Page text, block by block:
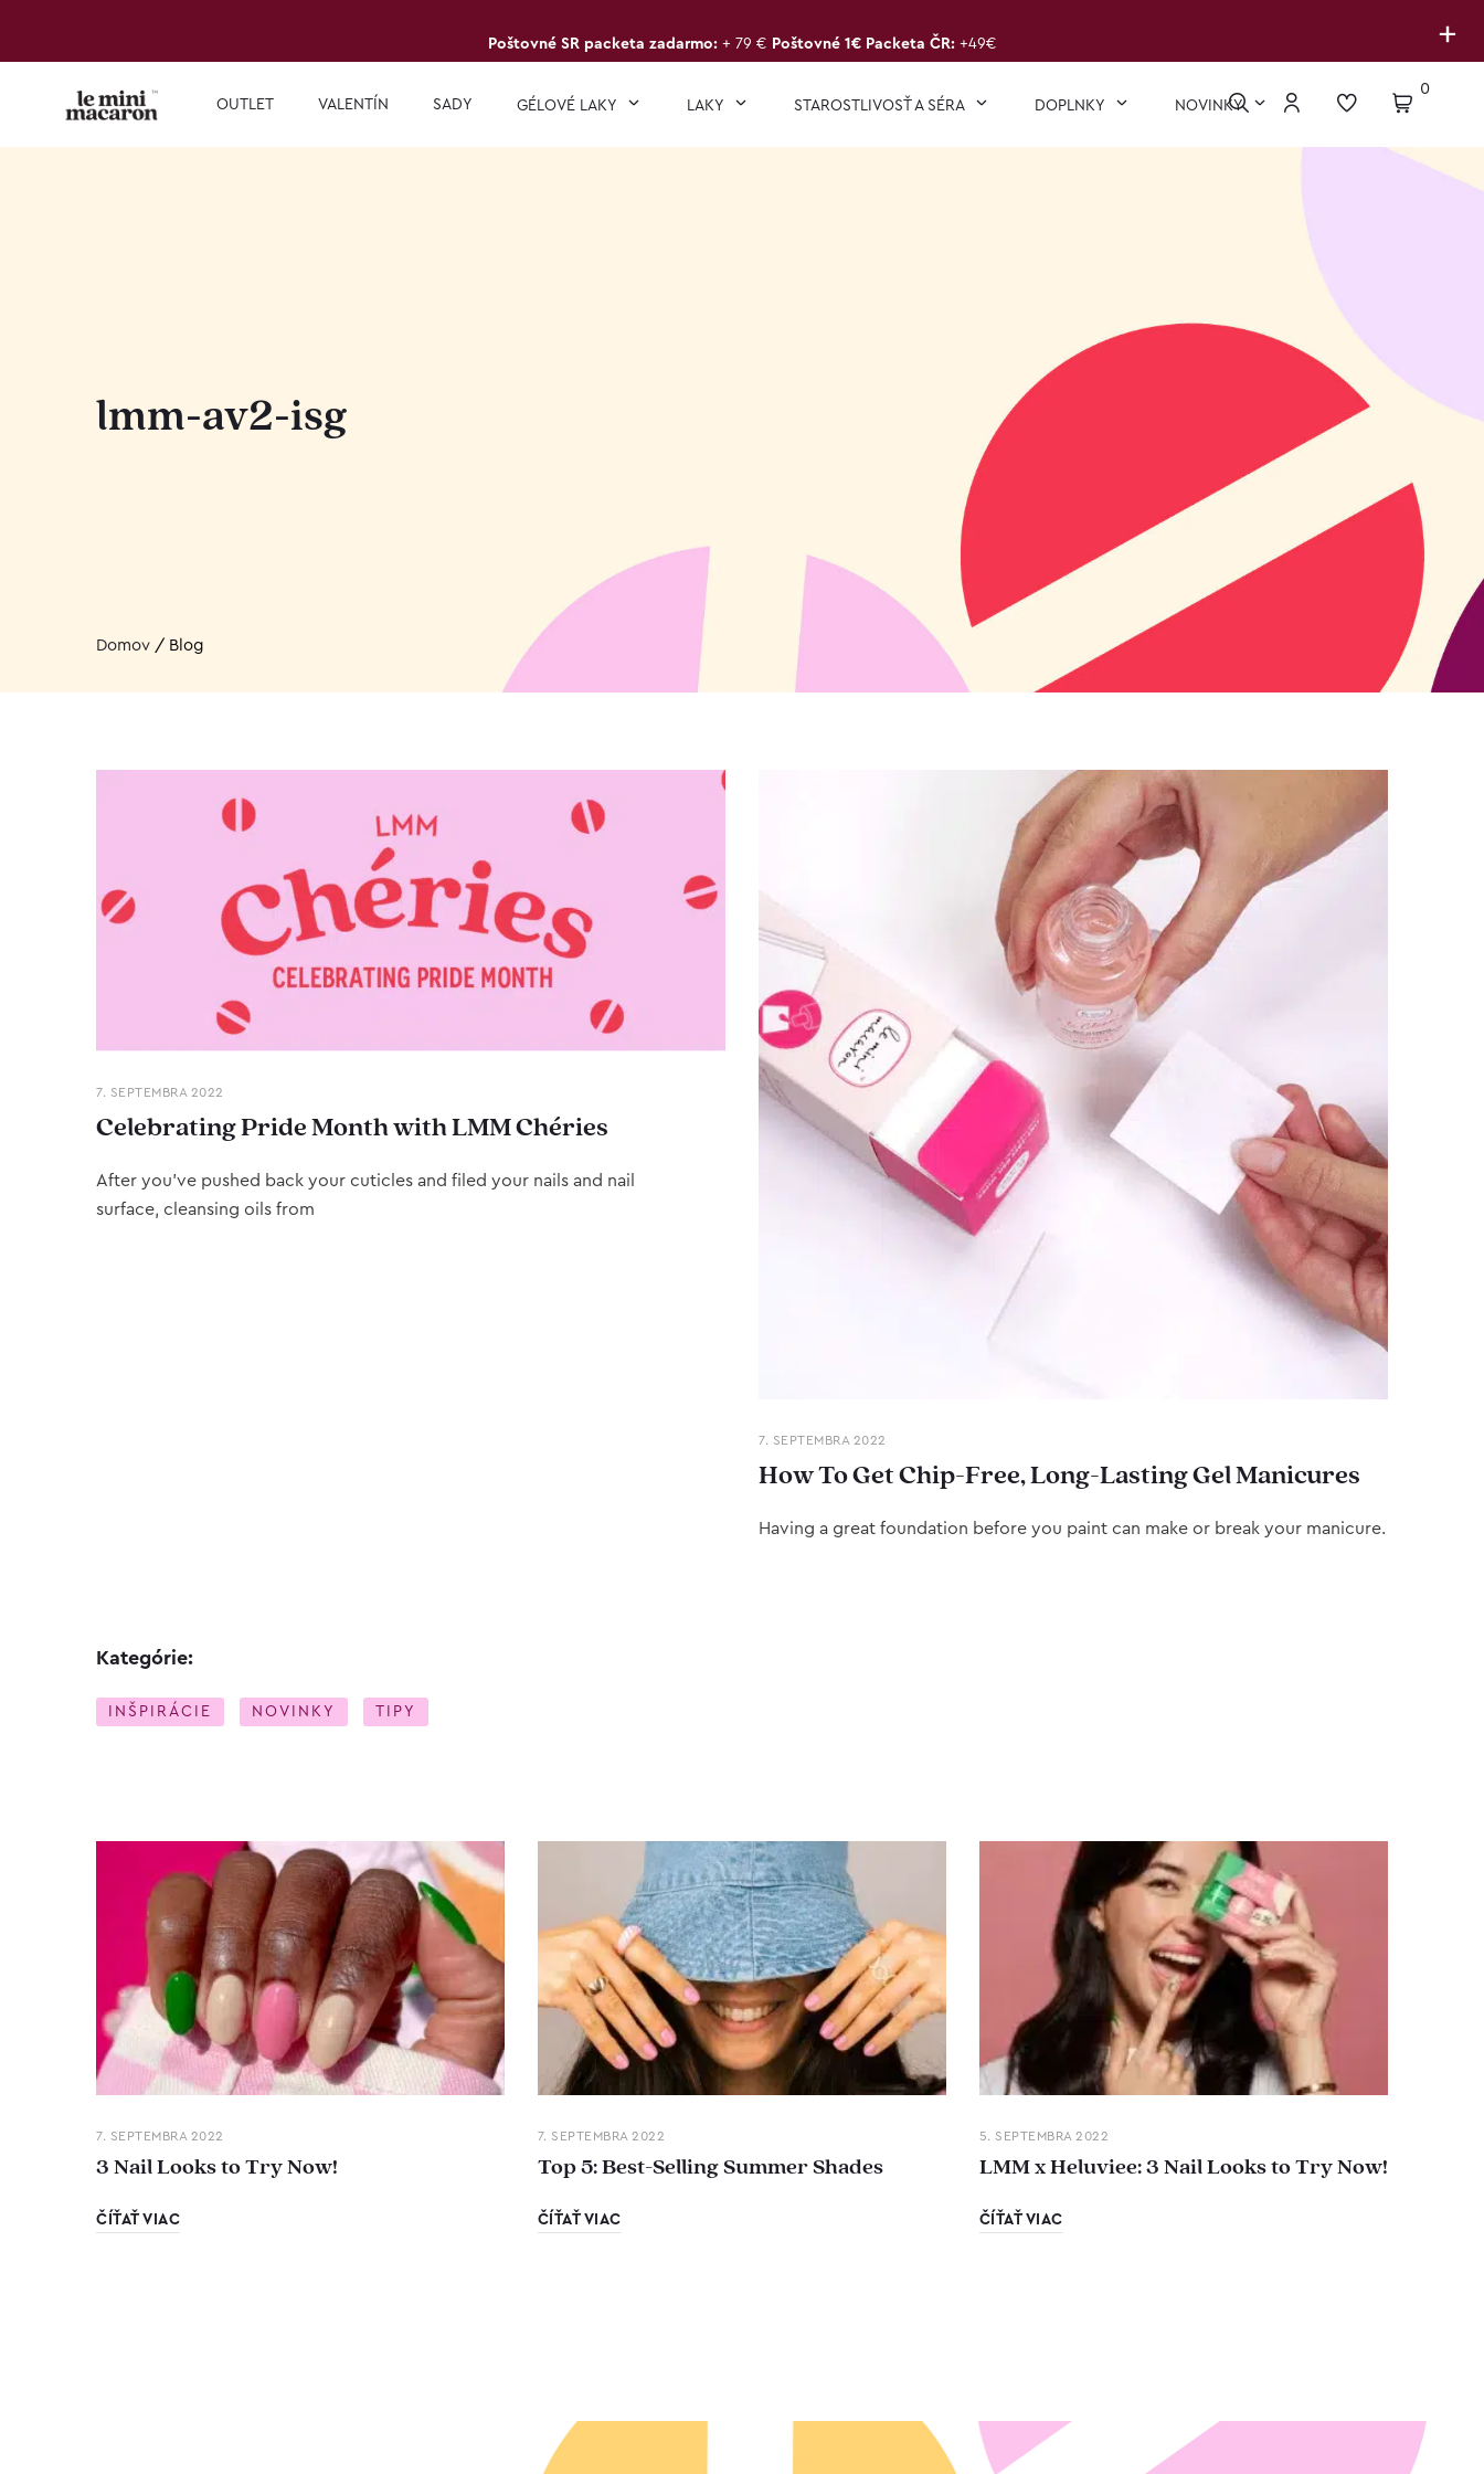
+
Poštovné SR packeta zadarmo: + 79 € Poštovné 1€ Packeta ČR: +49€
OUTLET VALENTÍN SADY GÉLOVÉ LAKY LAKY STAROSTLIVOSŤ A SÉRA DOPLNKY NOVINKY
0
lmm-av2-isg
Domov / Blog
7. SEPTEMBRA 2022
Celebrating Pride Month with LMM Chéries
After you’ve pushed back your cuticles and filed your nails and nail
surface, cleansing oils from
7. SEPTEMBRA 2022
How To Get Chip-Free, Long-Lasting Gel Manicures
Having a great foundation before you paint can make or break your manicure.
Kategórie:
INŠPIRÁCIE NOVINKY TIPY
7. SEPTEMBRA 2022
3 Nail Looks to Try Now!
ČÍŤAŤ VIAC
7. SEPTEMBRA 2022
Top 5: Best-Selling Summer Shades
ČÍŤAŤ VIAC
5. SEPTEMBRA 2022
LMM x Heluviee: 3 Nail Looks to Try Now!
ČÍŤAŤ VIAC